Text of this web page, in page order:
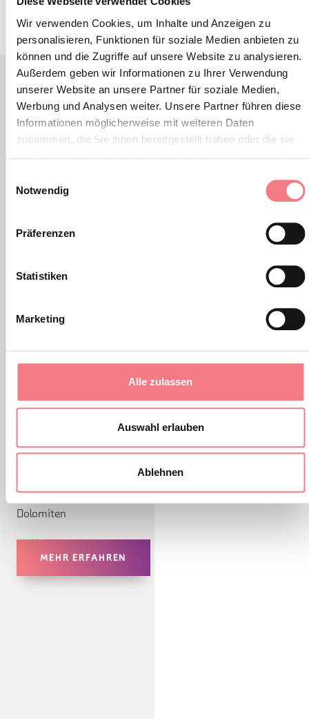
Wir verwenden Cookies, um Inhalte und Anzeigen zu
personalisieren, Funktionen für soziale Medien anbieten zu
können und die Zugriffe auf unsere Website zu analysieren.
Außerdem geben wir Informationen zu Ihrer Verwendung
unserer Website an unsere Partner für soziale Medien,
Werbung und Analysen weiter. Unsere Partner führen diese
Informationen möglicherweise mit weiteren Daten
zusammen, die Sie ihnen bereitgestellt haben oder die sie
Notwendig
Präferenzen
Statistiken
Marketing
Alle zulassen
Auswahl erlauben
Ablehnen
LBL_EVENTI_CORRELATI
ALTRI EVENTI
Accadde a Cortina
1. Oktober 2025 - 30. Dezember 2026 -
Erstes Verteiltes Museum der Literatur der
Dolomiten
MEHR ERFAHREN